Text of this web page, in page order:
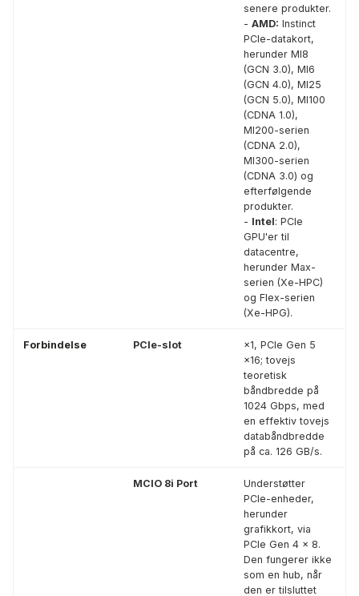
senere produkter.
- AMD: Instinct
PCIe-datakort,
herunder MI8
(GCN 3.0), MI6
(GCN 4.0), MI25
(GCN 5.0), MI100
(CDNA 1.0),
MI200-serien
(CDNA 2.0),
MI300-serien
(CDNA 3.0) og
efterfølgende
produkter.
- Intel: PCIe
GPU'er til
datacentre,
herunder Max-
serien (Xe-HPC)
og Flex-serien
(Xe-HPG).
Forbindelse PCIe-slot
×1, PCIe Gen 5
×16; tovejs
teoretisk
båndbredde på
1024 Gbps, med
en effektiv tovejs
databåndbredde
på ca. 126 GB/s.
MCIO 8i Port
Understøtter
PCIe-enheder,
herunder
grafikkort, via
PCIe Gen 4 × 8.
Den fungerer ikke
som en hub, når
den er tilsluttet